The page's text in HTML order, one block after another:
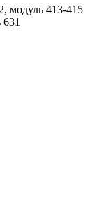
модуль 413-415